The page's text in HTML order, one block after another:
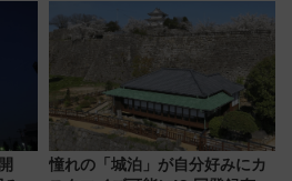
憧れの「城泊」が自分好みにカ